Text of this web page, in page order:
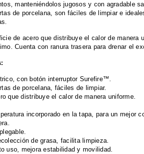
manteniéndolos jugosos y con agradable
de porcelana, son fáciles de limpiar e
de acero que distribuye el calor de manera
Cuenta con ranura trasera para drenar el
con botón interruptor Surefire™.
de porcelana, fáciles de limpiar.
que distribuye el calor de manera uniforme.
incorporado en la tapa, para un mejor
de grasa, facilita limpieza.
uso, mejora estabilidad y movilidad.